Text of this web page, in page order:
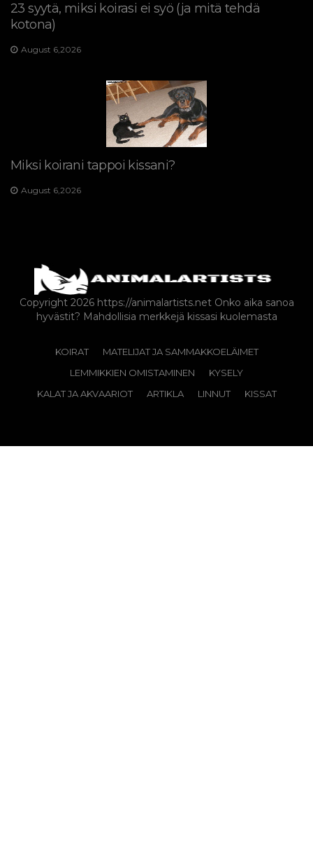
23 syytä, miksi koirasi ei syö (ja mitä tehdä
kotona)
August 6,2026
Miksi koirani tappoi kissani?
August 6,2026
Copyright 2026 https://animalartists.net Onko aika sanoa
hyvästit? Mahdollisia merkkejä kissasi kuolemasta
KOIRAT
MATELIJAT JA SAMMAKKOELÄIMET
LEMMIKKIEN OMISTAMINEN
KYSELY
KALAT JA AKVAARIOT
ARTIKLA LINNUT KISSAT